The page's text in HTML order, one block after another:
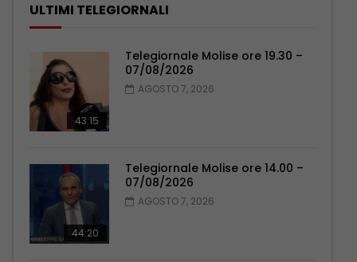
ULTIMI TELEGIORNALI
43:15
Telegiornale Molise ore 19.30 –
07/08/2026
AGOSTO 7, 2026
44:20
Telegiornale Molise ore 14.00 –
07/08/2026
AGOSTO 7, 2026